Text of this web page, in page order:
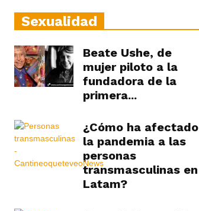
Sexualidad
Beate Ushe, de
mujer piloto a la
fundadora de la
primera...
¿Cómo ha afectado
la pandemia a las
personas
transmasculinas en
Latam?